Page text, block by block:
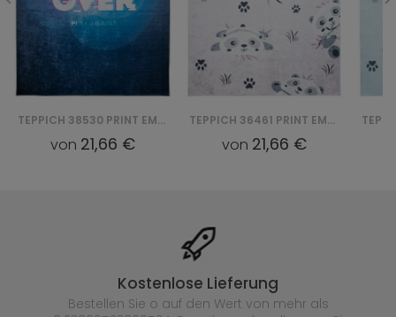
TEPPICH 36461 PRINT EMMA
von 21,66 €
TEPPICH 36460 PRINT EMMA
von 21,66 €
Kostenlose Lieferung
Bestellen Sie o auf den Wert von mehr als